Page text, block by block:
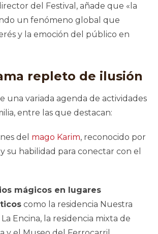
del Festival, añade que «la
un fenómeno global que
y la emoción del público en
repleto de ilusión
una variada agenda de actividades
entre las que destacan:
del mago Karim, reconocido por
su habilidad para conectar con el
mágicos en lugares
como la residencia Nuestra
Encina, la residencia mixta de